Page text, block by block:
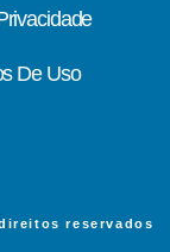
De Uso
reservados